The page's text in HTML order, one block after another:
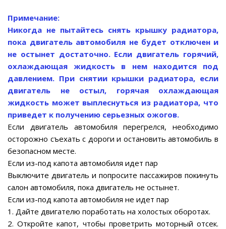
Примечание:
Никогда не пытайтесь снять крышку радиатора,
пока двигатель автомобиля не будет отключен и
не остынет достаточно. Если двигатель горячий,
охлаждающая жидкость в нем находится под
давлением. При снятии крышки радиатора, если
двигатель не остыл, горячая охлаждающая
жидкость может выплеснуться из радиатора, что
приведет к получению серьезных ожогов.
Если двигатель автомобиля перегрелся, необходимо
осторожно съехать с дороги и остановить автомобиль в
безопасном месте.
Если из-под капота автомобиля идет пар
Выключите двигатель и попросите пассажиров покинуть
салон автомобиля, пока двигатель не остынет.
Если из-под капота автомобиля не идет пар
1. Дайте двигателю поработать на холостых оборотах.
2. Откройте капот, чтобы проветрить моторный отсек.